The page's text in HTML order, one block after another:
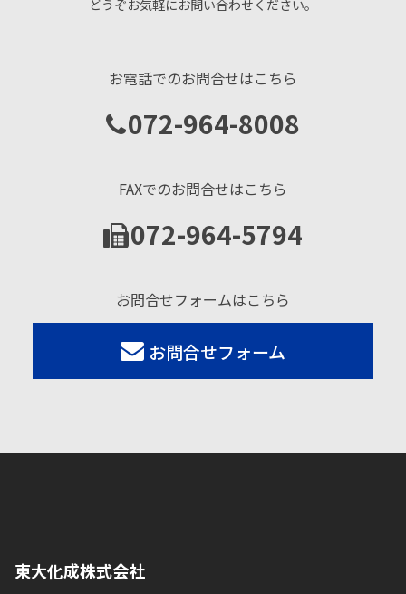
どうぞお気軽にお問い合わせください。
お電話でのお問合せはこちら
072-964-8008
FAXでのお問合せはこちら
072-964-5794
お問合せフォームはこちら
お問合せフォーム
東大化成株式会社